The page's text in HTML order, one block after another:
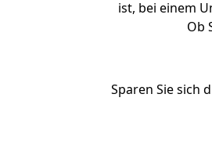
ist, bei einem
Ob
Sparen Sie sich